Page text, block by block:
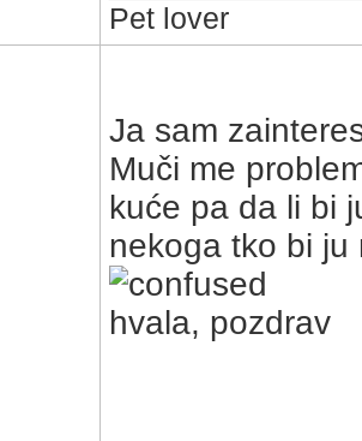
Pet lover
Ja sam
Muči me
kuće pa da li bi
nekoga tko bi ju
hvala, pozdrav